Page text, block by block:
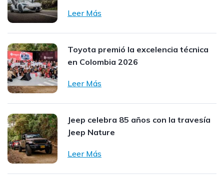
Leer Más
Toyota premió la excelencia técnica
en Colombia 2026
Leer Más
Jeep celebra 85 años con la travesía
Jeep Nature
Leer Más